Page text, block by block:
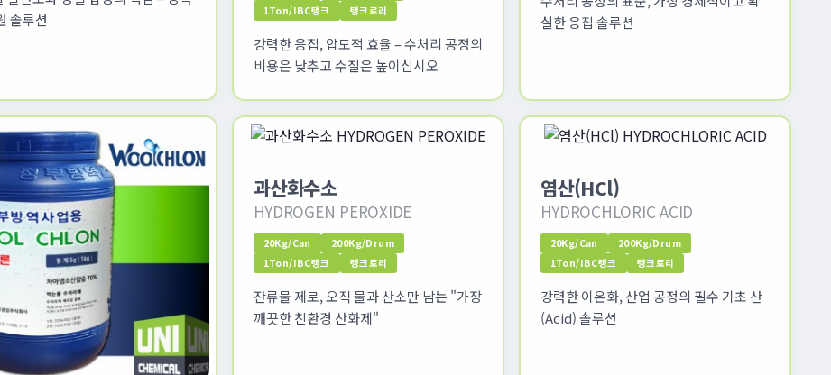
솔루션
1Ton/IBC탱크
탱크로리
강력한 응집, 압도적 효율 – 수처리 공정의
비용은 낮추고 수질은 높이십시오
실한 응집 솔루션
과산화수소
HYDROGEN PEROXIDE
20Kg/Can
200Kg/Drum
1Ton/IBC탱크
탱크로리
잔류물 제로, 오직 물과 산소만 남는 "가장
깨끗한 친환경 산화제"
염산(HCl)
HYDROCHLORIC ACID
20Kg/Can
200Kg/Drum
1Ton/IBC탱크
탱크로리
강력한 이온화, 산업 공정의 필수 기초 산
(Acid) 솔루션